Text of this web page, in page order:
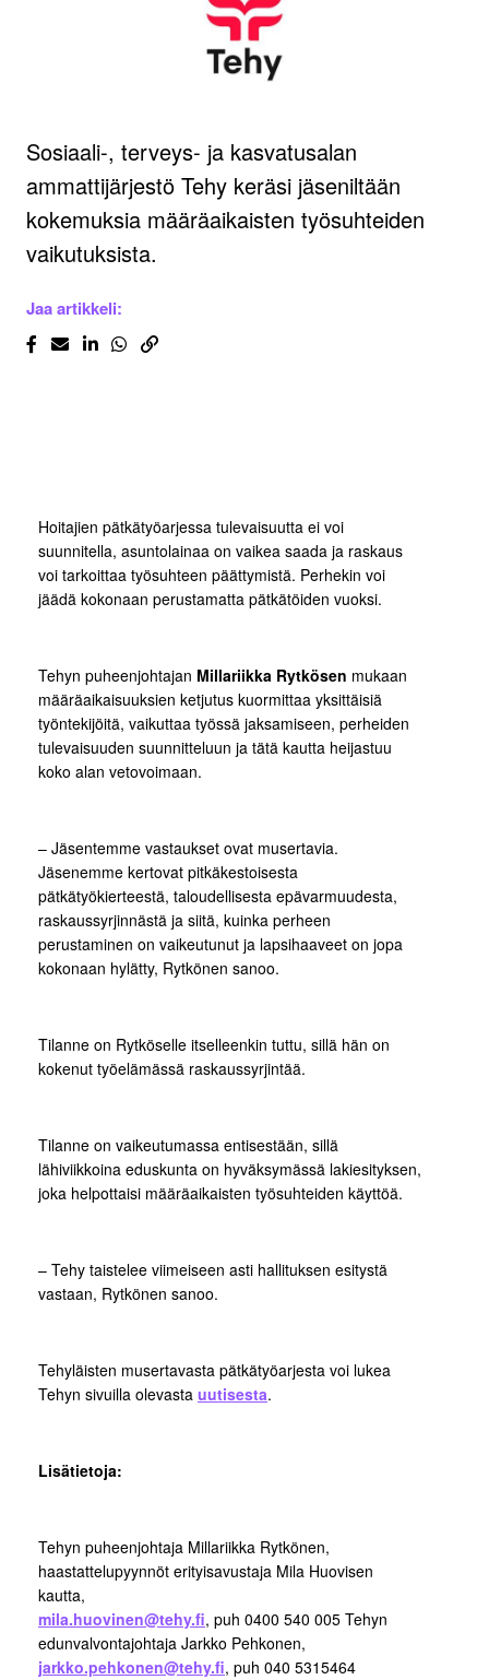
Sosiaali-, terveys- ja kasvatusalan
ammattijärjestö Tehy keräsi jäseniltään
kokemuksia määräaikaisten työsuhteiden
vaikutuksista.
Jaa artikkeli:
Hoitajien pätkätyöarjessa tulevaisuutta ei voi
suunnitella, asuntolainaa on vaikea saada ja raskaus
voi tarkoittaa työsuhteen päättymistä. Perhekin voi
jäädä kokonaan perustamatta pätkätöiden vuoksi.
Tehyn puheenjohtajan Millariikka Rytkösen mukaan
määräaikaisuuksien ketjutus kuormittaa yksittäisiä
työntekijöitä, vaikuttaa työssä jaksamiseen, perheiden
tulevaisuuden suunnitteluun ja tätä kautta heijastuu
koko alan vetovoimaan.
– Jäsentemme vastaukset ovat musertavia.
Jäsenemme kertovat pitkäkestoisesta
pätkätyökierteestä, taloudellisesta epävarmuudesta,
raskaussyrjinnästä ja siitä, kuinka perheen
perustaminen on vaikeutunut ja lapsihaaveet on jopa
kokonaan hylätty, Rytkönen sanoo.
Tilanne on Rytköselle itselleenkin tuttu, sillä hän on
kokenut työelämässä raskaussyrjintää.
Tilanne on vaikeutumassa entisestään, sillä
lähiviikkoina eduskunta on hyväksymässä lakiesityksen,
joka helpottaisi määräaikaisten työsuhteiden käyttöä.
– Tehy taistelee viimeiseen asti hallituksen esitystä
vastaan, Rytkönen sanoo.
Tehyläisten musertavasta pätkätyöarjesta voi lukea
Tehyn sivuilla olevasta uutisesta.
Lisätietoja:
Tehyn puheenjohtaja Millariikka Rytkönen,
haastattelupyynnöt erityisavustaja Mila Huovisen
kautta,
mila.huovinen@tehy.fi, puh 0400 540 005 Tehyn
edunvalvontajohtaja Jarkko Pehkonen,
jarkko.pehkonen@tehy.fi, puh 040 5315464